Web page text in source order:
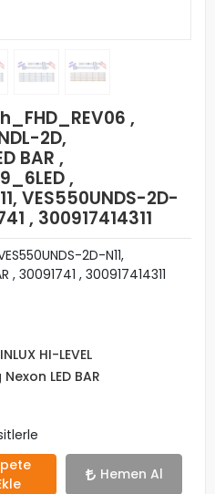
,
2D,
BAR ,
,
VES550UNDS-2D-
, 300917414311
2D-N11,
, 30091741 , 300917414311
HI-LEVEL
LED BAR
Hemen Al